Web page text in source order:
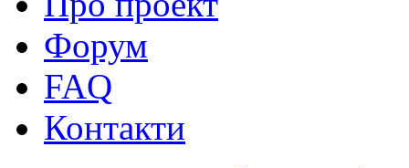
Форум
FAQ
Контакти